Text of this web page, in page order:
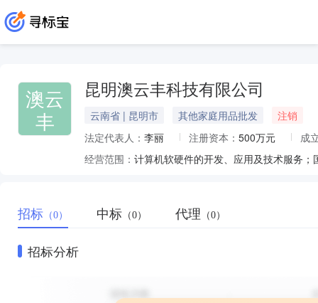
澳云
丰
昆明澳云丰科技有限公司
云南省 | 昆明市 其他家庭用品批发
注销
法定代表人： 李丽 注册资本： 500万元
成
经营范围： 计算机软硬件的开发、应用及技术服务
招标 （0） 中标 （0） 代理 （0）
招标分析